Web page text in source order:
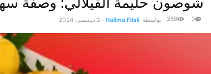
بواسطة Halima Filali
- 2 ديسمبر، 2024 0
288